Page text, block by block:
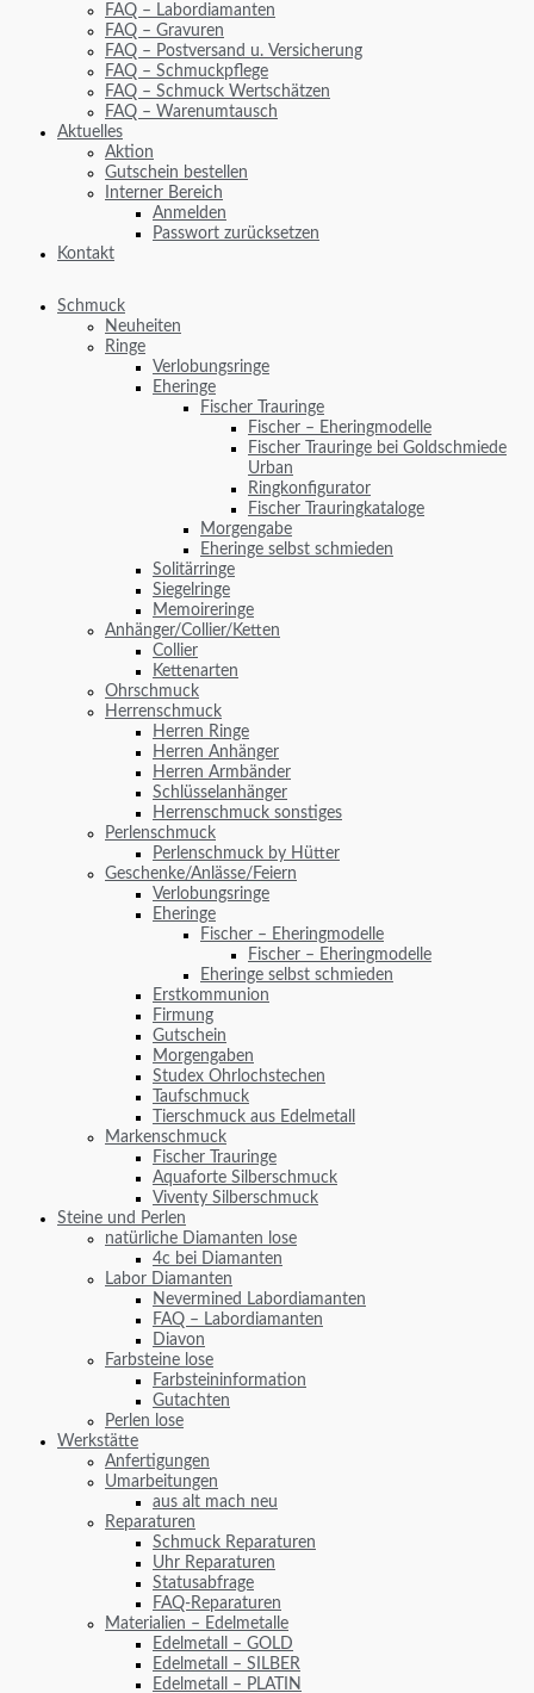
FAQ – Labordiamanten
FAQ – Gravuren
FAQ – Postversand u. Versicherung
FAQ – Schmuckpflege
FAQ – Schmuck Wertschätzen
FAQ – Warenumtausch
Aktuelles
Aktion
Gutschein bestellen
Interner Bereich
Anmelden
Passwort zurücksetzen
Kontakt
Schmuck
Neuheiten
Ringe
Verlobungsringe
Eheringe
Fischer Trauringe
Fischer – Eheringmodelle
Fischer Trauringe bei Goldschmiede
Urban
Ringkonfigurator
Fischer Trauringkataloge
Morgengabe
Eheringe selbst schmieden
Solitärringe
Siegelringe
Memoireringe
Anhänger/Collier/Ketten
Collier
Kettenarten
Ohrschmuck
Herrenschmuck
Herren Ringe
Herren Anhänger
Herren Armbänder
Schlüsselanhänger
Herrenschmuck sonstiges
Perlenschmuck
Perlenschmuck by Hütter
Geschenke/Anlässe/Feiern
Verlobungsringe
Eheringe
Fischer – Eheringmodelle
Fischer – Eheringmodelle
Eheringe selbst schmieden
Erstkommunion
Firmung
Gutschein
Morgengaben
Studex Ohrlochstechen
Taufschmuck
Tierschmuck aus Edelmetall
Markenschmuck
Fischer Trauringe
Aquaforte Silberschmuck
Viventy Silberschmuck
Steine und Perlen
natürliche Diamanten lose
4c bei Diamanten
Labor Diamanten
Nevermined Labordiamanten
FAQ – Labordiamanten
Diavon
Farbsteine lose
Farbsteininformation
Gutachten
Perlen lose
Werkstätte
Anfertigungen
Umarbeitungen
aus alt mach neu
Reparaturen
Schmuck Reparaturen
Uhr Reparaturen
Statusabfrage
FAQ-Reparaturen
Materialien – Edelmetalle
Edelmetall – GOLD
Edelmetall – SILBER
Edelmetall – PLATIN